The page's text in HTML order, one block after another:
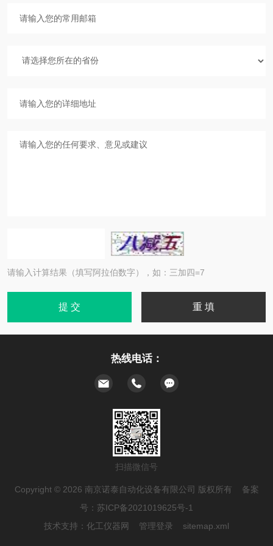
请输入计算结果（填写阿拉伯数字），如：三加四=7
热线电话：
扫描微信号
Copyright © 2026 南京诺泰自动化设备有限公司 版权所有 备案
号： 苏ICP备2021019625号-1
技术支持： 化工仪器网 管理登录 sitemap.xml